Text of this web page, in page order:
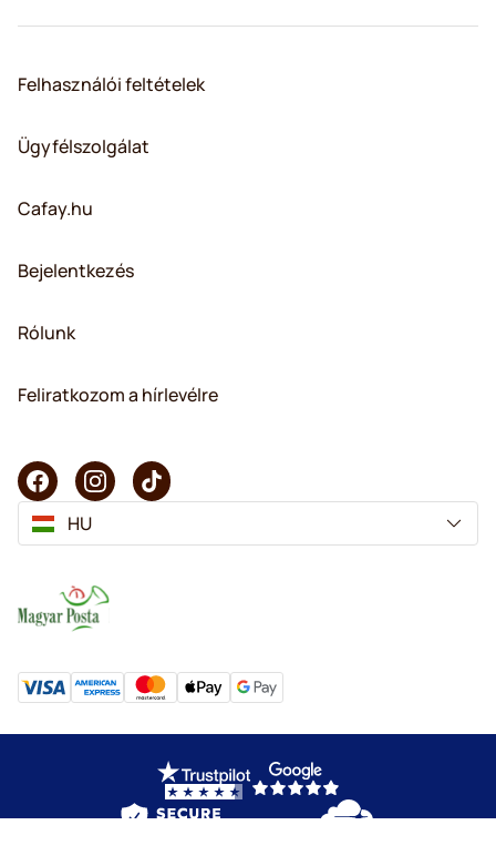
Felhasználói feltételek
Ügyfélszolgálat
Cafay.hu
Bejelentkezés
Rólunk
Feliratkozom a hírlevélre
HU